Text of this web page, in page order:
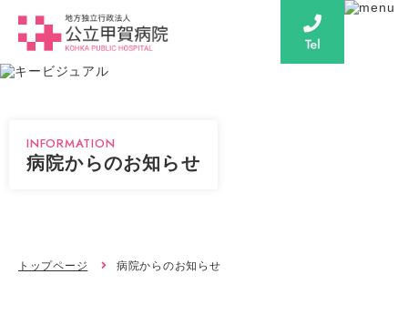
INFORMATION
病院からのお知らせ
トップページ 病院からのお知らせ